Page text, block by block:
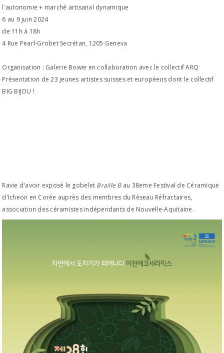
l'autonomie + marché artisanal dynamique
6 au 9 juin 2024
de 11h à 18h
4 Rue Pearl-Grobet Secrétan, 1205 Geneva
Organisation : Galerie Bowie en collaboration avec le collectif ARQ
Présentation de 23 jeunes artistes suisses et européens dont le collectif
BIG BIJOU !
Ravie d'avoir exposé le gobelet Braille Bau 38eme Festival de Céramique
d'Icheon en Corée auprès des membres du Réseau Réfractaires,
association des céramistes indépendants de Nouvelle-Aquitaine.